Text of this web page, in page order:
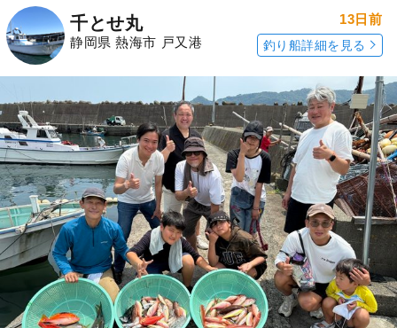
千とせ丸
静岡県 熱海市 戸又港
13日前
釣り船詳細を見る